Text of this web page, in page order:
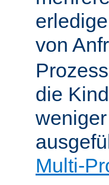
von
die
Multi-